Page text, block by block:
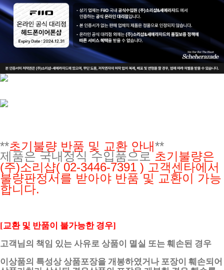
**초기불량 반품 및 교환 안내**
제품은 국내정식 수입품으로 초기불량은
(주)소리샵( 02-3446-7391 ) 고객센타에서
불량판정서를 받아야 반품 및 교환이 가능
합니다.
[교환 및 반품이 불가능한 경우]
고객님의 책임 있는 사유로 상품이 멸실 또는 훼손된 경우
이상품의 특성상 상품포장을 개봉하였거나 포장이 훼손되어